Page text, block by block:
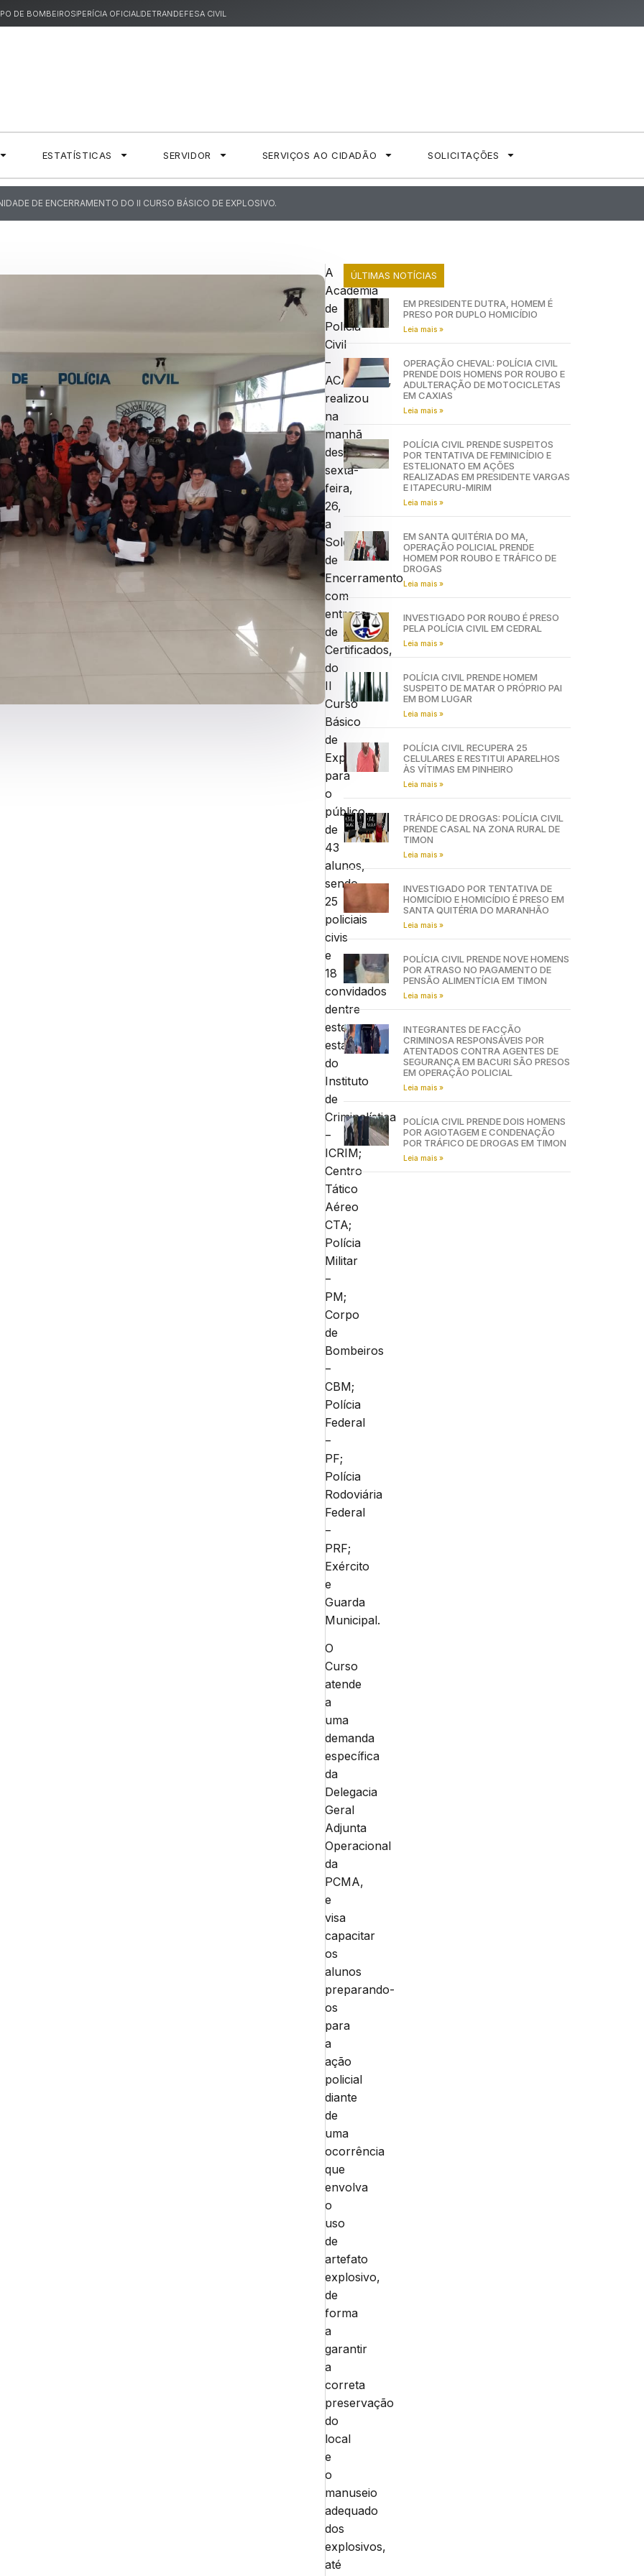
DE BOMBEIROSPERÍCIA OFICIALDETRANDEFESA CIVIL
ESTATÍSTICAS SERVIDOR SERVIÇOS AO CIDADÃO SOLICITAÇÕES
DE ENCERRAMENTO DO II CURSO BÁSICO DE EXPLOSIVO.
A
Academia
de
Polícia
Civil
–
ACADEPOL,
realizou
na
manhã
dessa
sexta-
feira,
26,
a
Solenidade
de
Encerramento
com
entrega
de
Certificados,
do
II
Curso
Básico
de
Explosivo,
para
o
público
de
43
alunos,
sendo
25
policiais
civis
e
18
convidados
dentre
estes
estavam
do
Instituto
de
Criminalística
–
ICRIM;
Centro
Tático
Aéreo
CTA;
Polícia
Militar
–
PM;
Corpo
de
Bombeiros
–
CBM;
Polícia
Federal
–
PF;
Polícia
Rodoviária
Federal
–
PRF;
Exército
e
Guarda
Municipal.
O
Curso
atende
a
uma
demanda
específica
da
Delegacia
Geral
Adjunta
Operacional
da
PCMA,
e
visa
capacitar
os
alunos
preparando-
os
para
a
ação
policial
diante
de
uma
ocorrência
que
envolva
o
uso
de
artefato
explosivo,
de
forma
a
garantir
a
correta
preservação
do
local
e
o
manuseio
adequado
dos
explosivos,
até
ÚLTIMAS NOTÍCIAS
EM PRESIDENTE DUTRA, HOMEM É
PRESO POR DUPLO HOMICÍDIO
Leia mais »
OPERAÇÃO CHEVAL: POLÍCIA CIVIL
PRENDE DOIS HOMENS POR ROUBO E
ADULTERAÇÃO DE MOTOCICLETAS
EM CAXIAS
Leia mais »
POLÍCIA CIVIL PRENDE SUSPEITOS
POR TENTATIVA DE FEMINICÍDIO E
ESTELIONATO EM AÇÕES
REALIZADAS EM PRESIDENTE VARGAS
E ITAPECURU-MIRIM
Leia mais »
EM SANTA QUITÉRIA DO MA,
OPERAÇÃO POLICIAL PRENDE
HOMEM POR ROUBO E TRÁFICO DE
DROGAS
Leia mais »
INVESTIGADO POR ROUBO É PRESO
PELA POLÍCIA CIVIL EM CEDRAL
Leia mais »
POLÍCIA CIVIL PRENDE HOMEM
SUSPEITO DE MATAR O PRÓPRIO PAI
EM BOM LUGAR
Leia mais »
POLÍCIA CIVIL RECUPERA 25
CELULARES E RESTITUI APARELHOS
ÀS VÍTIMAS EM PINHEIRO
Leia mais »
TRÁFICO DE DROGAS: POLÍCIA CIVIL
PRENDE CASAL NA ZONA RURAL DE
TIMON
Leia mais »
INVESTIGADO POR TENTATIVA DE
HOMICÍDIO E HOMICÍDIO É PRESO EM
SANTA QUITÉRIA DO MARANHÃO
Leia mais »
POLÍCIA CIVIL PRENDE NOVE HOMENS
POR ATRASO NO PAGAMENTO DE
PENSÃO ALIMENTÍCIA EM TIMON
Leia mais »
INTEGRANTES DE FACÇÃO
CRIMINOSA RESPONSÁVEIS POR
ATENTADOS CONTRA AGENTES DE
SEGURANÇA EM BACURI SÃO PRESOS
EM OPERAÇÃO POLICIAL
Leia mais »
POLÍCIA CIVIL PRENDE DOIS HOMENS
POR AGIOTAGEM E CONDENAÇÃO
POR TRÁFICO DE DROGAS EM TIMON
Leia mais »